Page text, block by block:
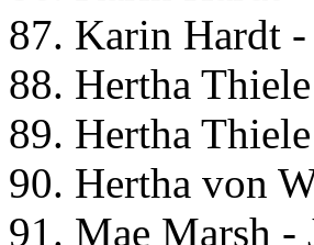
87. Karin Hardt
88. Hertha
89. Hertha Thiele
90. Hertha von
91. Mae Marsh -